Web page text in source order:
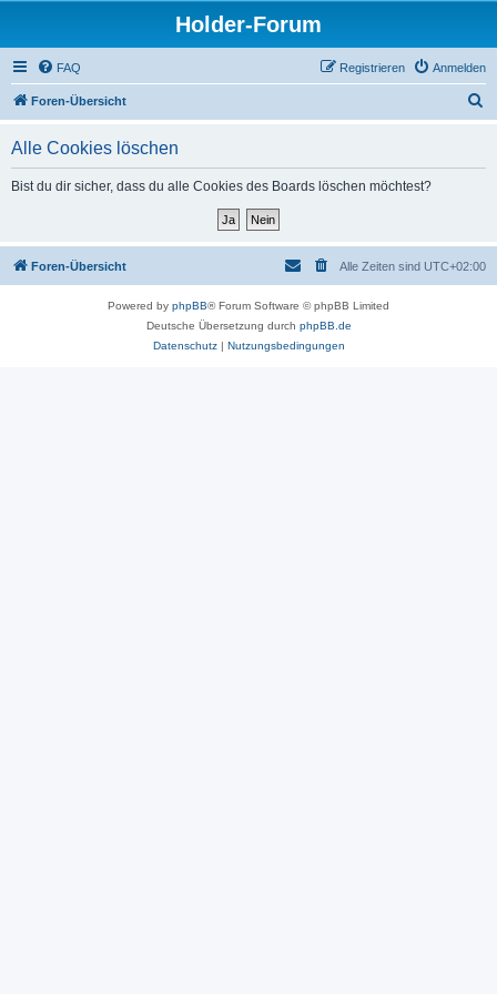
Holder-Forum
FAQ Anmelden
Registrieren
Foren-Übersicht
Alle Cookies löschen
Bist du dir sicher, dass du alle Cookies des Boards löschen möchtest?
Foren-Übersicht Alle Zeiten sind UTC+02:00
Powered by phpBB® Forum Software © phpBB Limited
Deutsche Übersetzung durch phpBB.de
Datenschutz| Nutzungsbedingungen